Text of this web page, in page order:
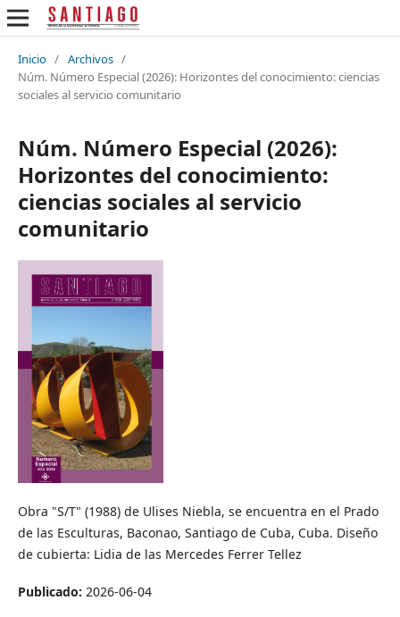
Inicio / Archivos /
Núm. Número Especial (2026): Horizontes del conocimiento: ciencias
sociales al servicio comunitario
Núm. Número Especial (2026):
Horizontes del conocimiento:
ciencias sociales al servicio
comunitario
Obra "S/T" (1988) de Ulises Niebla, se encuentra en el Prado
de las Esculturas, Baconao, Santiago de Cuba, Cuba. Diseño
de cubierta: Lidia de las Mercedes Ferrer Tellez
Publicado: 2026-06-04